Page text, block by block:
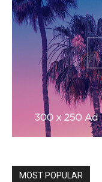
MOST POPULAR